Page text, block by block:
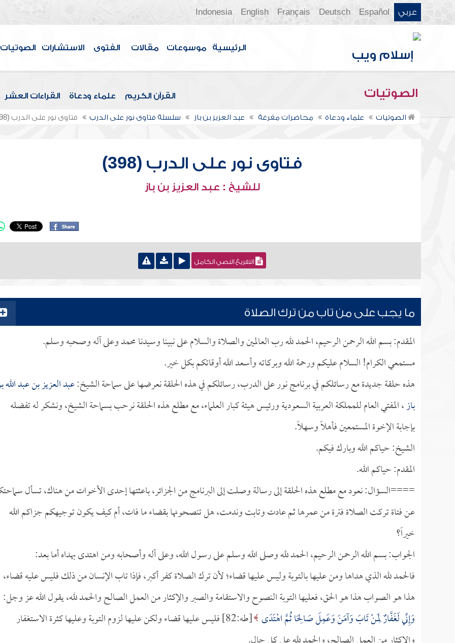
عربي Español
Deutsch
Français
English
Indonesia
الرئيسية موسوعات مقالات الفتوى الاستشارات الصوتيات
الصوتيات القرآن الكريم علماء ودعاة القراءات العشر
الصوتيات علماء ودعاة محاضرات مفرغة عبد العزيز بن باز سلسلة فتاوى نور على الدرب فتاوى نور على الدرب (398)
فتاوى نور على الدرب (398)
للشيخ : عبد العزيز بن باز
التفريغ النصي الكامل
ما يجب على من تاب من ترك الصلاة
المقدم: بسم الله الرحمن الرحيم، الحمد لله رب العالمين والصلاة والسلام على نبينا وسيدنا محمد وعلى آله وصحبه وسلم.
مستمعي الكرام! السلام عليكم ورحمة الله وبركاته وأسعد الله أوقاتكم بكل خير.
هذه حلقة جديدة مع رسائلكم في برنامج نور على الدرب، رسائلكم في هذه الحلقة نعرضها على سماحة الشيخ:عبد العزيز بن عبد الله
باز، المفتي العام للمملكة العربية السعودية ورئيس هيئة كبار العلماء، مع مطلع هذه الحلقة نرحب بسماحة الشيخ، ونشكر له تفضله
بإجابة الإخوة المستمعين فأهلاً وسهلاً.
الشيخ: حياكم الله وبارك فيكم.
المقدم: حياكم الله.
====السؤال: نعود مع مطلع هذه الحلقة إلى رسالة وصلت إلى البرنامج من الجزائر، باعثتها إحدى الأخوات من هناك، تسأل
عن فتاة تركت الصلاة فترة من عمرها ثم عادت وتابت وندمت، هل تنصحونها بقضاء ما فات، أم كيف يكون توجيهكم جزاكم الله
خيراً؟
الجواب: بسم الله الرحمن الرحيم، الحمد لله وصلى الله وسلم على رسول الله، وعلى آله وأصحابه ومن اهتدى بهداه أما بعد:
فالحمد لله الذي هداها ومن عليها بالتوبة وليس عليها قضاء؛ لأن ترك الصلاة كفر أكبر، فإذا تاب الإنسان من ذلك فليس عليه قضاء،
هذا هو الصواب هذا هو الحق، فعليها التوبة النصوح والاستقامة والصبر والإكثار من العمل الصالح والحمد لله، يقول الله عز وجل:
وَإِنِّي لَغَفَّارٌ لِمَنْ تَابَ وَآمَنَ وَعَمِلَ صَالِحًا ثُمَّ اهْتَدَى
[طه:82] فليس عليها قضاء ولكن عليها لزوم التوبة وعليها كثرة الاستغفار